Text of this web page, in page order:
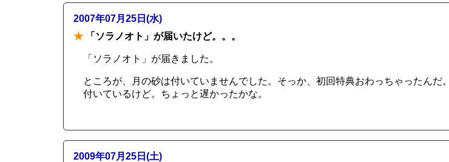
2007年07月25日(水)
★ 「ソラノオト」が届いたけど。。。
「ソラノオト」が届きました。
ところが、月の砂は付いていませんでした。そっか、初回特典おわっちゃったんだ
付いているけど。ちょっと遅かったかな。
2009年07月25日(土)